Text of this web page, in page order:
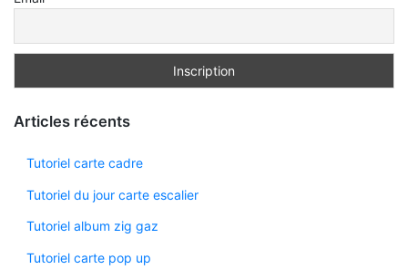
Articles récents
Tutoriel carte cadre
Tutoriel du jour carte escalier
Tutoriel album zig gaz
Tutoriel carte pop up